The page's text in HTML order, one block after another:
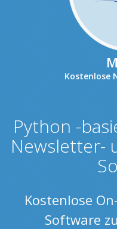
Kostenlose
Python -
Newsletter-
Kostenlose
Software